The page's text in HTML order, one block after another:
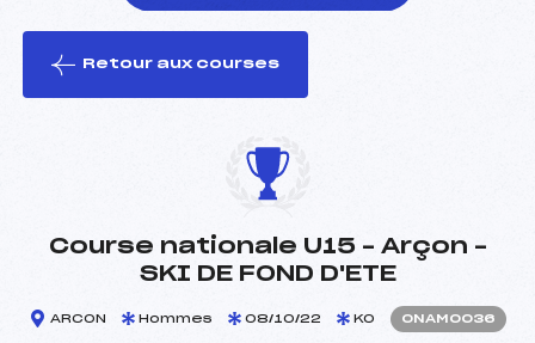
le ski
Retour aux courses
Course nationale U15 – Arçon –
SKI DE FOND D'ETE
ARCON Hommes 08/10/22 KO ONAM0036